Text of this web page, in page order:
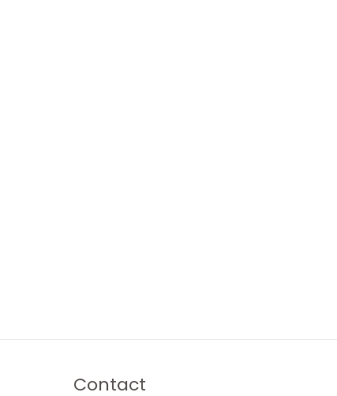
Contact